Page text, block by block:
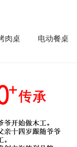
肉桌 电动餐桌